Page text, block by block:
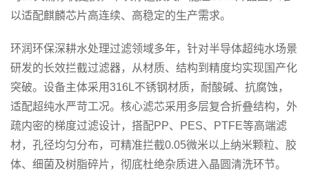
以适配麒麟芯片高连续、高稳定的生产需求。
环润环保深耕水处理过滤领域多年，针对半导体超纯水场景
研发的长效拦截过滤器，从材质、结构到精度均实现国产化
突破。设备主体采用316L不锈钢材质，耐酸碱、抗腐蚀，
适配超纯水严苛工况。核心滤芯采用多层复合折叠结构，外
疏内密的梯度过滤设计，搭配PP、PES、PTFE等高端滤
材，孔径均匀分布，可精准拦截0.05微米以上纳米颗粒、胶
体、细菌及树脂碎片，彻底杜绝杂质进入晶圆清洗环节。